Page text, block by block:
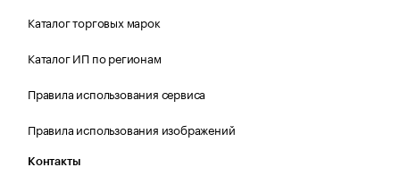
Каталог торговых марок
Каталог ИП по регионам
Правила использования сервиса
Правила использования изображений
Контакты